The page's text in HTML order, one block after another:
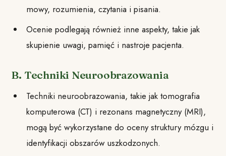
mowy, rozumienia, czytania i pisania.
Ocenie podlegają również inne aspekty, takie jak
skupienie uwagi, pamięć i nastroje pacjenta.
B. Techniki Neuroobrazowania
Techniki neuroobrazowania, takie jak tomografia
komputerowa (CT) i rezonans magnetyczny (MRI),
mogą być wykorzystane do oceny struktury mózgu i
identyfikacji obszarów uszkodzonych.